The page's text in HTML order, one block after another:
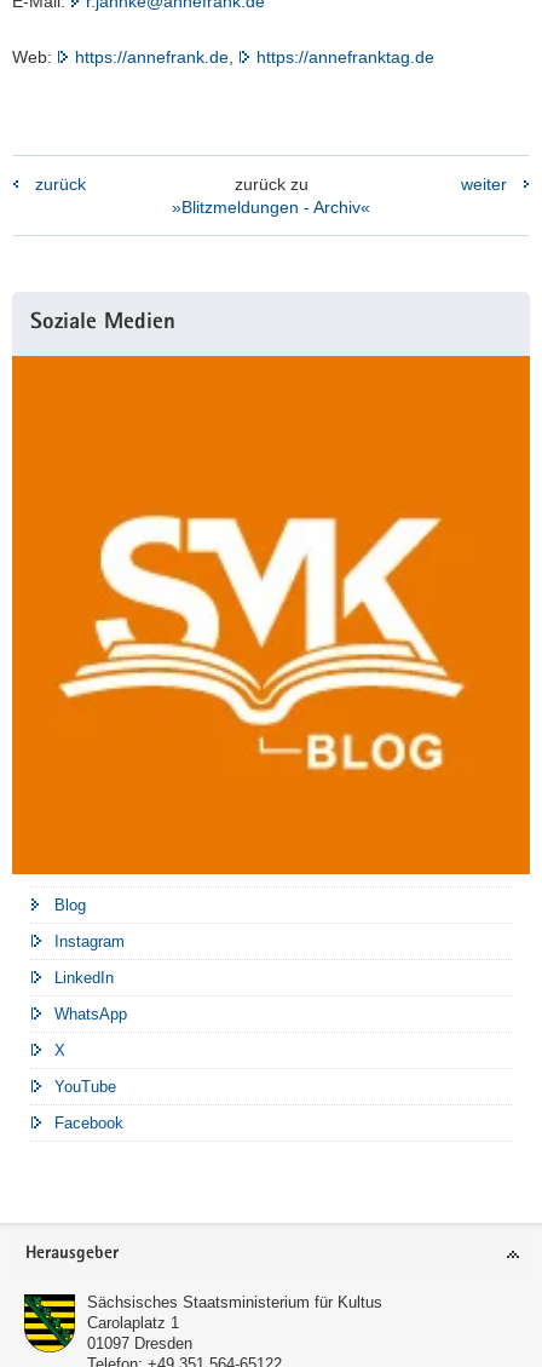
Web: https://annefrank.de https://annefranktag.de
zurück
zurück zu
»Blitzmeldungen - Archiv«
weiter
Information
Soziale Medien
Blog
Instagram
LinkedIn
WhatsApp
X
YouTube
Facebook
Footer-
Herausgeber
Sächsisches Staatsministerium für Kultus
Carolaplatz 1
01097 Dresden